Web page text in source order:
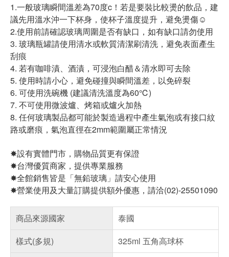
1.一般玻璃瞬間溫差為70度c！若是要裝比較燙的飲品，建
議先用溫水沖一下杯身，使杯子溫度提升，避免燙傷☺
2.使用前請確認玻璃周圍是否有缺口，如有缺口請勿使用
3. 玻璃瓶罐請使用清水或軟質清潔刷清洗，避免表面產生
刮痕
4. 若有咖啡漬、酒漬，可浸泡白醋＆清水即可去除
5. 使用時請小心，避免碰撞與瞬間溫差，以免碎裂
6. 可使用洗碗機 (建議清洗溫度為60℃)
7. 不可使用微波爐、烤箱或爐火加熱
8. 任何玻璃製品都可能於製造過程中產生氣泡或有接口紋
路或磨痕，氣泡直徑在2mm範圍屬正常情況
✸設有實體門市，購物品質更有保證
✸台灣優質商家，提供專業服務
✸全館銷售皆是「無鉛玻璃」請安心使用
✸營業使用及大量訂購提供額外優惠，請洽(02)-25501090
商品來源國家
泰國
樣式(多規)
325ml 五角高球杯